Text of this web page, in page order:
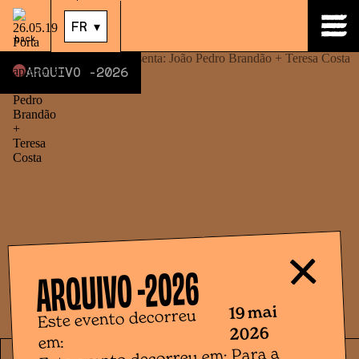
back
FR ▾
ARQUIVO -2026
ARQUIVO -2026
Este evento decorreu
em:
19 mai
2026